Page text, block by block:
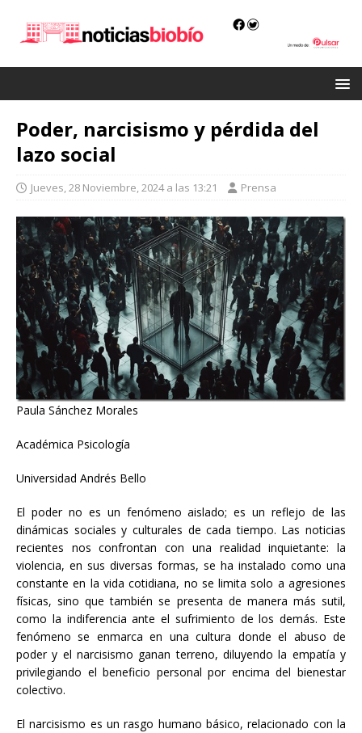
Poder, narcisismo y pérdida del
lazo social
Jueves, 28 Noviembre, 2024 a las 13:21 Prensa
Paula Sánchez Morales
Académica Psicología
Universidad Andrés Bello
El poder no es un fenómeno aislado; es un reflejo de las
dinámicas sociales y culturales de cada tiempo. Las noticias
recientes nos confrontan con una realidad inquietante: la
violencia, en sus diversas formas, se ha instalado como una
constante en la vida cotidiana, no se limita solo a agresiones
físicas, sino que también se presenta de manera más sutil,
como la indiferencia ante el sufrimiento de los demás. Este
fenómeno se enmarca en una cultura donde el abuso de
poder y el narcisismo ganan terreno, diluyendo la empatía y
privilegiando el beneficio personal por encima del bienestar
colectivo.
El narcisismo es un rasgo humano básico, relacionado con la